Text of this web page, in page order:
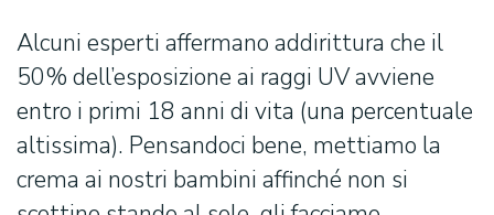
Alcuni esperti affermano addirittura che il
50% dell’esposizione ai raggi UV avviene
entro i primi 18 anni di vita (una percentuale
altissima). Pensandoci bene, mettiamo la
crema ai nostri bambini affinché non si